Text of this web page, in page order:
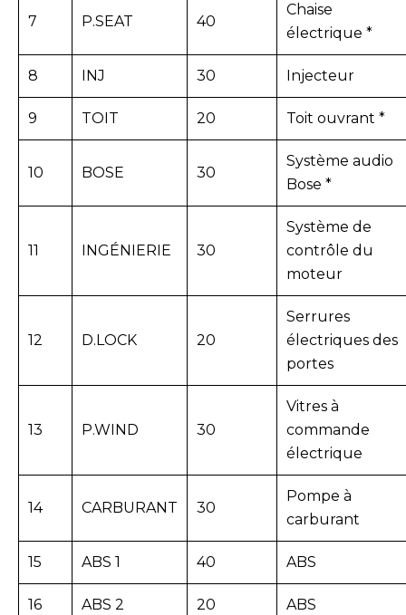
7 P.SEAT 40
Chaise
électrique *
8 INJ 30 Injecteur
9 TOIT 20 Toit ouvrant *
10 BOSE 30
Système audio
Bose *
11 INGÉNIERIE 30
Système de
contrôle du
moteur
12 D.LOCK 20
Serrures
électriques des
portes
13 P.WIND 30
Vitres à
commande
électrique
14 CARBURANT 30
Pompe à
carburant
15 ABS 1 40 ABS
16 ABS 2 20 ABS